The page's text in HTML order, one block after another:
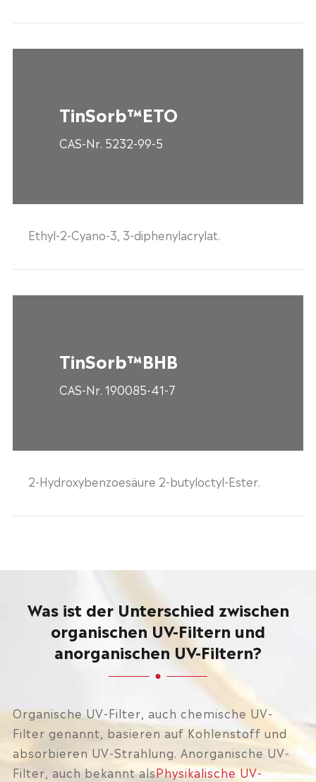
TinSorb™ETO
CAS-Nr. 5232-99-5
Ethyl-2-Cyano-3, 3-diphenylacrylat.
TinSorb™BHB
CAS-Nr. 190085-41-7
2-Hydroxybenzoesäure 2-butyloctyl-Ester.
Was ist der Unterschied zwischen
organischen UV-Filtern und
anorganischen UV-Filtern?
Organische UV-Filter, auch chemische UV-
Filter genannt, basieren auf Kohlenstoff und
absorbieren UV-Strahlung. Anorganische UV-
Filter, auch bekannt alsPhysikalische UV-